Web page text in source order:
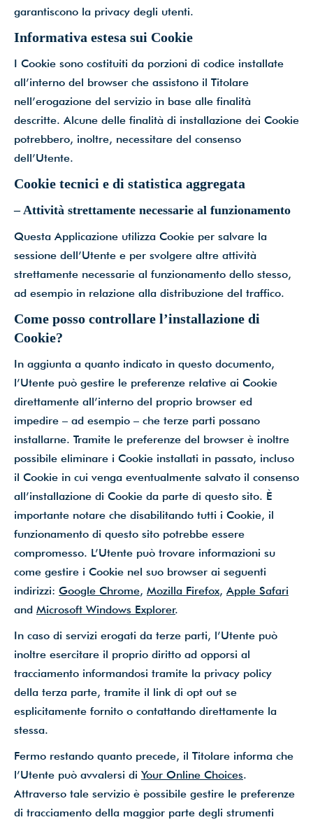
garantiscono la privacy degli utenti.
Informativa estesa sui Cookie
I Cookie sono costituiti da porzioni di codice installate
all’interno del browser che assistono il Titolare
nell’erogazione del servizio in base alle finalità
descritte. Alcune delle finalità di installazione dei Cookie
potrebbero, inoltre, necessitare del consenso
dell’Utente.
Cookie tecnici e di statistica aggregata
– Attività strettamente necessarie al funzionamento
Questa Applicazione utilizza Cookie per salvare la
sessione dell’Utente e per svolgere altre attività
strettamente necessarie al funzionamento dello stesso,
ad esempio in relazione alla distribuzione del traffico.
Come posso controllare l’installazione di
Cookie?
In aggiunta a quanto indicato in questo documento,
l’Utente può gestire le preferenze relative ai Cookie
direttamente all’interno del proprio browser ed
impedire – ad esempio – che terze parti possano
installarne. Tramite le preferenze del browser è inoltre
possibile eliminare i Cookie installati in passato, incluso
il Cookie in cui venga eventualmente salvato il consenso
all’installazione di Cookie da parte di questo sito. È
importante notare che disabilitando tutti i Cookie, il
funzionamento di questo sito potrebbe essere
compromesso. L’Utente può trovare informazioni su
come gestire i Cookie nel suo browser ai seguenti
indirizzi: Google Chrome, Mozilla Firefox, Apple Safari
and Microsoft Windows Explorer.
In caso di servizi erogati da terze parti, l’Utente può
inoltre esercitare il proprio diritto ad opporsi al
tracciamento informandosi tramite la privacy policy
della terza parte, tramite il link di opt out se
esplicitamente fornito o contattando direttamente la
stessa.
Fermo restando quanto precede, il Titolare informa che
l’Utente può avvalersi di Your Online Choices.
Attraverso tale servizio è possibile gestire le preferenze
di tracciamento della maggior parte degli strumenti